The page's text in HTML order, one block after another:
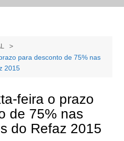
para desconto de 75% nas
2015
feira o prazo
de 75% nas
do Refaz 2015